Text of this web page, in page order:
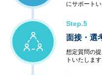
にサポートい
Step.5
面接・選
想定質問の
トいたします